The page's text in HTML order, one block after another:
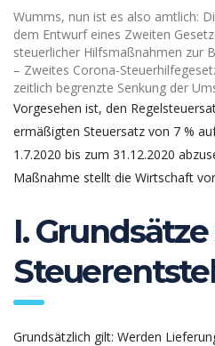
Wumms, nun ist es also amtlich:
dem Entwurf eines Zweiten
steuerlicher Hilfsmaßnahmen zur
– Zweites Corona-
zeitlich begrenzte Senkung der
Vorgesehen ist, den
ermäßigten Steuersatz von 7 %
1.7.2020 bis zum 31.12.2020
Maßnahme stellt die Wirtschaft
I.
Grundsätzlich gilt: Werden